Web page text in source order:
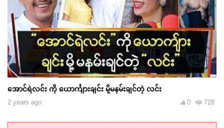
အောင်ရဲလင်း ကို ယောင်္ကျားချင်း မို့မနမ်းချင်တဲ့ လင်း
2 years ago 728
0